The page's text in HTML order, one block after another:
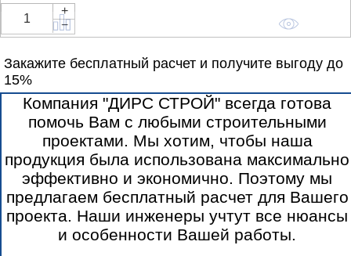
+
−
Закажите бесплатный расчет и получите выгоду до
15%
Компания "ДИРС СТРОЙ" всегда готова
помочь Вам с любыми строительными
проектами. Мы хотим, чтобы наша
продукция была использована максимально
эффективно и экономично. Поэтому мы
предлагаем бесплатный расчет для Вашего
проекта. Наши инженеры учтут все нюансы
и особенности Вашей работы.